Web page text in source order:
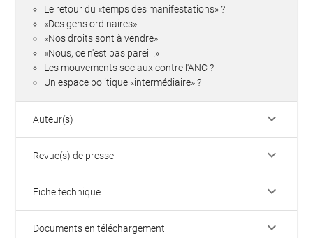
Le retour du «temps des manifestations» ?
«Des gens ordinaires»
«Nos droits sont à vendre»
«Nous, ce n'est pas pareil !»
Les mouvements sociaux contre l'ANC ?
Un espace politique «intermédiaire» ?
Auteur(s) keyboard_arrow_down
Revue(s) de presse keyboard_arrow_down
Fiche technique keyboard_arrow_down
Documents en téléchargement keyboard_arrow_down